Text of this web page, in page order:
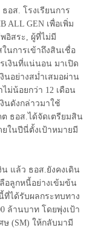
อส. โรงเรียนการ
ALL GEN เพื่อเพิ่ม
อิสระ, ผู้ที่ไม่มี
นการเข้าถึงสินเชื่อ
เงินที่แน่นอน มาเปิด
นอย่างสม่ำเสมอผ่าน
ไม่น้อยกว่า 12 เดือน
นดังกล่าวมาใช้
ธอส.ได้จัดเตรียมสิน
ยในปีนี่ตั้งเป้าหมายมี
แล้ว ธอส.ยังคงเดิน
อลูกหนี้อย่างเข้มข้น
ที่ได้รับผลกระทบทาง
ล้านบาท โดยพุ่งเป้า
ษ (SM) ให้กลับมามี